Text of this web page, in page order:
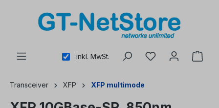
inkl. MwSt.
Transceiver XFP XFP multimode